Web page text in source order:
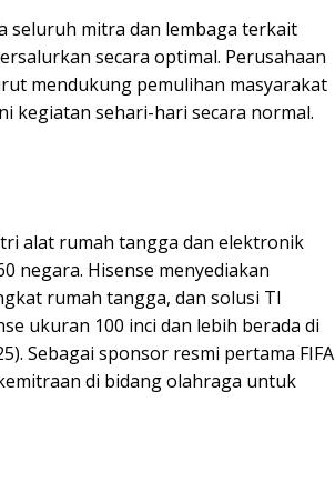
seluruh mitra dan lembaga terkait
secara optimal. Perusahaan
mendukung pemulihan masyarakat
kegiatan sehari-hari secara normal.
alat rumah tangga dan elektronik
negara. Hisense menyediakan
rumah tangga, dan solusi TI
ukuran 100 inci dan lebih berada di
Sebagai sponsor resmi pertama FIFA
di bidang olahraga untuk